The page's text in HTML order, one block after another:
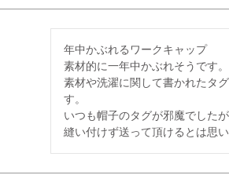
年中かぶれるワークキャップ
素材的に一年中かぶれそうです
素材や洗濯に関して書かれたタ
す。
いつも帽子のタグが邪魔でした